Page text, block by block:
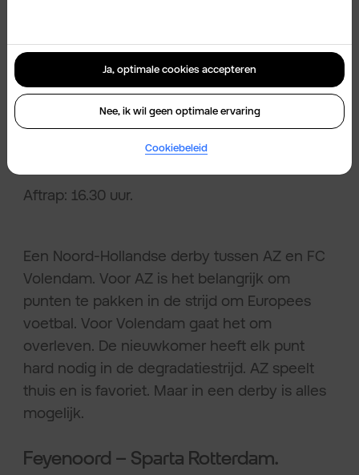
voor de rest van hun Europese ambities.
AZ – FC Volendam.
Datum: 10 januari 2026.
Aftrap: 16.30 uur.
Een Noord-Hollandse derby tussen AZ en FC
Volendam. Voor AZ is het belangrijk om
punten te pakken in de strijd om Europees
voetbal. Voor Volendam gaat het om
overleven. De nieuwkomer heeft elk punt
hard nodig in de degradatiestrijd. AZ speelt
thuis en is favoriet. Maar in een derby is alles
mogelijk.
Feyenoord – Sparta Rotterdam.
Ja, optimale cookies accepteren
Nee, ik wil geen optimale ervaring
Cookiebeleid